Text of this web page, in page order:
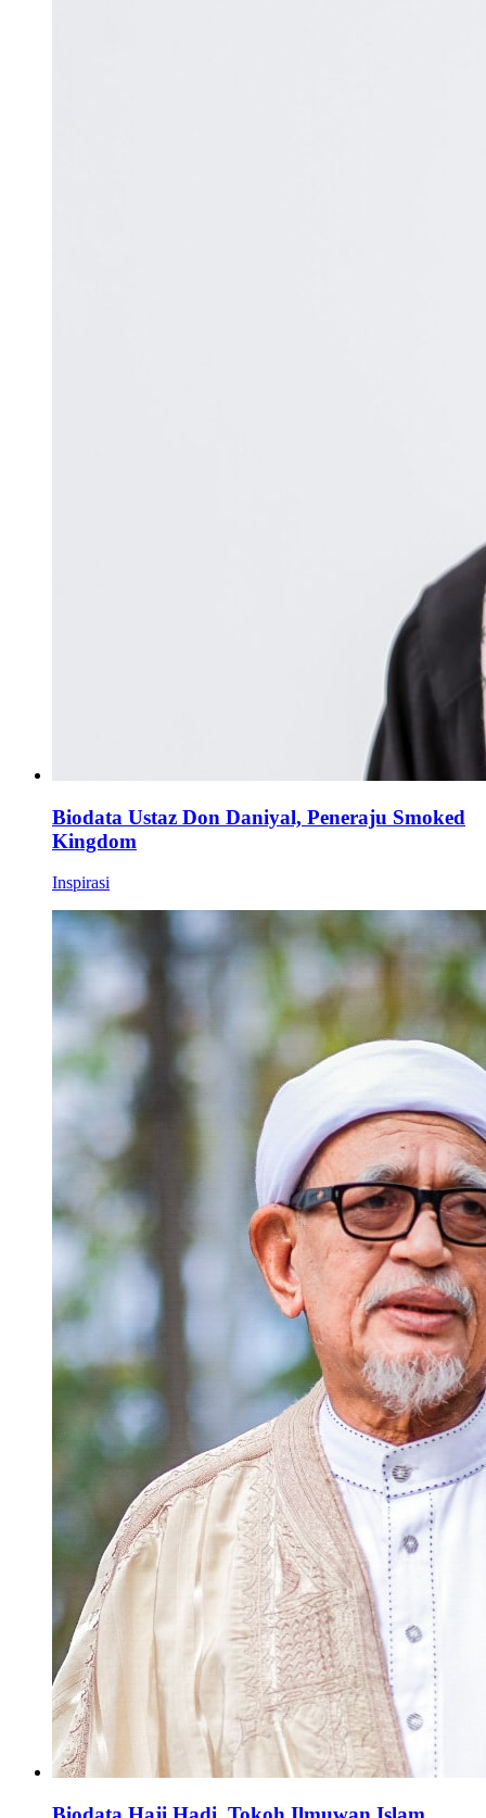
Biodata Ustaz Don Daniyal, Peneraju Smoked
Kingdom
Inspirasi